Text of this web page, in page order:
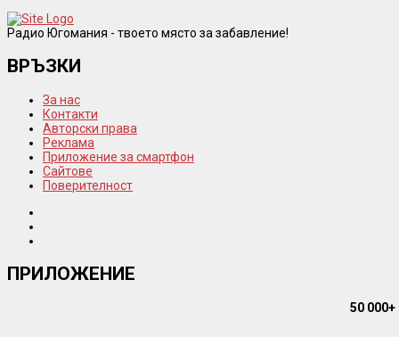
Радио Югомания - твоето място за забавление!
ВРЪЗКИ
За нас
Контакти
Авторски права
Реклама
Приложение за смартфон
Сайтове
Поверителност
ПРИЛОЖЕНИЕ
50